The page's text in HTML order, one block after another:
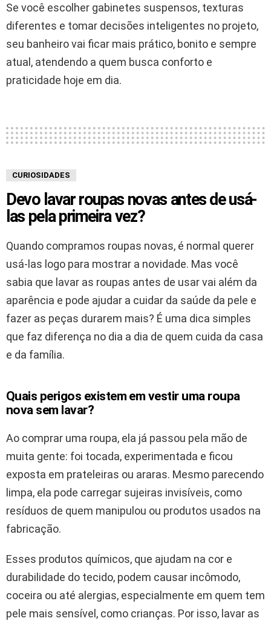
Se você escolher gabinetes suspensos, texturas
diferentes e tomar decisões inteligentes no projeto,
seu banheiro vai ficar mais prático, bonito e sempre
atual, atendendo a quem busca conforto e
praticidade hoje em dia.
CURIOSIDADES
Devo lavar roupas novas antes de usá-
las pela primeira vez?
Quando compramos roupas novas, é normal querer
usá-las logo para mostrar a novidade. Mas você
sabia que lavar as roupas antes de usar vai além da
aparência e pode ajudar a cuidar da saúde da pele e
fazer as peças durarem mais? É uma dica simples
que faz diferença no dia a dia de quem cuida da casa
e da família.
Quais perigos existem em vestir uma roupa
nova sem lavar?
Ao comprar uma roupa, ela já passou pela mão de
muita gente: foi tocada, experimentada e ficou
exposta em prateleiras ou araras. Mesmo parecendo
limpa, ela pode carregar sujeiras invisíveis, como
resíduos de quem manipulou ou produtos usados na
fabricação.
Esses produtos químicos, que ajudam na cor e
durabilidade do tecido, podem causar incômodo,
coceira ou até alergias, especialmente em quem tem
pele mais sensível, como crianças. Por isso, lavar as